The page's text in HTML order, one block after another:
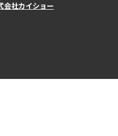
会社カイショー